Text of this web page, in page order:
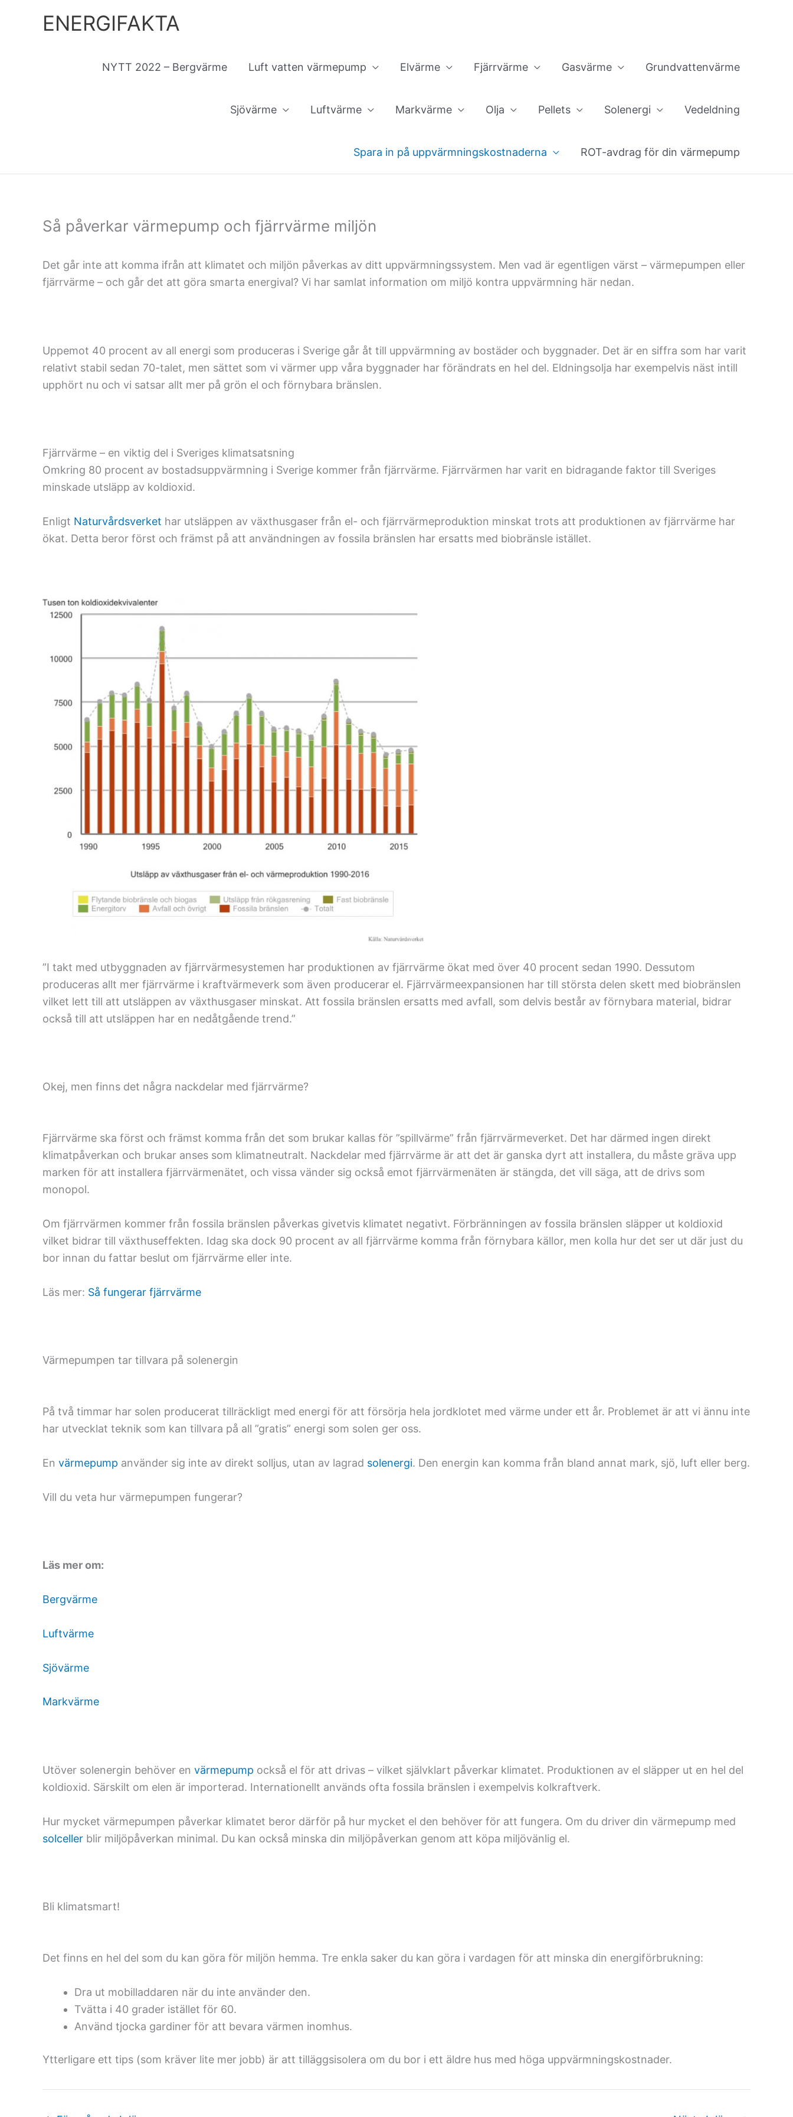
ENERGIFAKTA
NYTT 2022 – Bergvärme Luft vatten värmepump Elvärme Fjärrvärme Gasvärme Grundvattenvärme
Sjövärme Luftvärme Markvärme Olja Pellets Solenergi Vedeldning
Spara in på uppvärmningskostnaderna ROT-avdrag för din värmepump
Så påverkar värmepump och fjärrvärme miljön
Det går inte att komma ifrån att klimatet och miljön påverkas av ditt uppvärmningssystem. Men vad är egentligen värst – värmepumpen eller
fjärrvärme – och går det att göra smarta energival? Vi har samlat information om miljö kontra uppvärmning här nedan.
Uppemot 40 procent av all energi som produceras i Sverige går åt till uppvärmning av bostäder och byggnader. Det är en siffra som har varit
relativt stabil sedan 70-talet, men sättet som vi värmer upp våra byggnader har förändrats en hel del. Eldningsolja har exempelvis näst intill
upphört nu och vi satsar allt mer på grön el och förnybara bränslen.
Fjärrvärme – en viktig del i Sveriges klimatsatsning
Omkring 80 procent av bostadsuppvärmning i Sverige kommer från fjärrvärme. Fjärrvärmen har varit en bidragande faktor till Sveriges
minskade utsläpp av koldioxid.
Enligt Naturvårdsverket har utsläppen av växthusgaser från el- och fjärrvärmeproduktion minskat trots att produktionen av fjärrvärme har
ökat. Detta beror först och främst på att användningen av fossila bränslen har ersatts med biobränsle istället.
”I takt med utbyggnaden av fjärrvärmesystemen har produktionen av fjärrvärme ökat med över 40 procent sedan 1990. Dessutom
produceras allt mer fjärrvärme i kraftvärmeverk som även producerar el. Fjärrvärmeexpansionen har till största delen skett med biobränslen
vilket lett till att utsläppen av växthusgaser minskat. Att fossila bränslen ersatts med avfall, som delvis består av förnybara material, bidrar
också till att utsläppen har en nedåtgående trend.”
Okej, men finns det några nackdelar med fjärrvärme?
Fjärrvärme ska först och främst komma från det som brukar kallas för ”spillvärme” från fjärrvärmeverket. Det har därmed ingen direkt
klimatpåverkan och brukar anses som klimatneutralt. Nackdelar med fjärrvärme är att det är ganska dyrt att installera, du måste gräva upp
marken för att installera fjärrvärmenätet, och vissa vänder sig också emot fjärrvärmenäten är stängda, det vill säga, att de drivs som
monopol.
Om fjärrvärmen kommer från fossila bränslen påverkas givetvis klimatet negativt. Förbränningen av fossila bränslen släpper ut koldioxid
vilket bidrar till växthuseffekten. Idag ska dock 90 procent av all fjärrvärme komma från förnybara källor, men kolla hur det ser ut där just du
bor innan du fattar beslut om fjärrvärme eller inte.
Läs mer: Så fungerar fjärrvärme
Värmepumpen tar tillvara på solenergin
På två timmar har solen producerat tillräckligt med energi för att försörja hela jordklotet med värme under ett år. Problemet är att vi ännu inte
har utvecklat teknik som kan tillvara på all ”gratis” energi som solen ger oss.
En värmepump använder sig inte av direkt solljus, utan av lagrad solenergi. Den energin kan komma från bland annat mark, sjö, luft eller berg.
Vill du veta hur värmepumpen fungerar?
Läs mer om:
Bergvärme
Luftvärme
Sjövärme
Markvärme
Utöver solenergin behöver en värmepump också el för att drivas – vilket självklart påverkar klimatet. Produktionen av el släpper ut en hel del
koldioxid. Särskilt om elen är importerad. Internationellt används ofta fossila bränslen i exempelvis kolkraftverk.
Hur mycket värmepumpen påverkar klimatet beror därför på hur mycket el den behöver för att fungera. Om du driver din värmepump med
solceller blir miljöpåverkan minimal. Du kan också minska din miljöpåverkan genom att köpa miljövänlig el.
Bli klimatsmart!
Det finns en hel del som du kan göra för miljön hemma. Tre enkla saker du kan göra i vardagen för att minska din energiförbrukning:
Dra ut mobilladdaren när du inte använder den.
Tvätta i 40 grader istället för 60.
Använd tjocka gardiner för att bevara värmen inomhus.
Ytterligare ett tips (som kräver lite mer jobb) är att tilläggsisolera om du bor i ett äldre hus med höga uppvärmningskostnader.